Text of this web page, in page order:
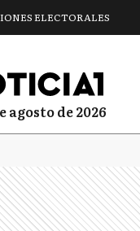
ELECTORALES
agosto de 2026